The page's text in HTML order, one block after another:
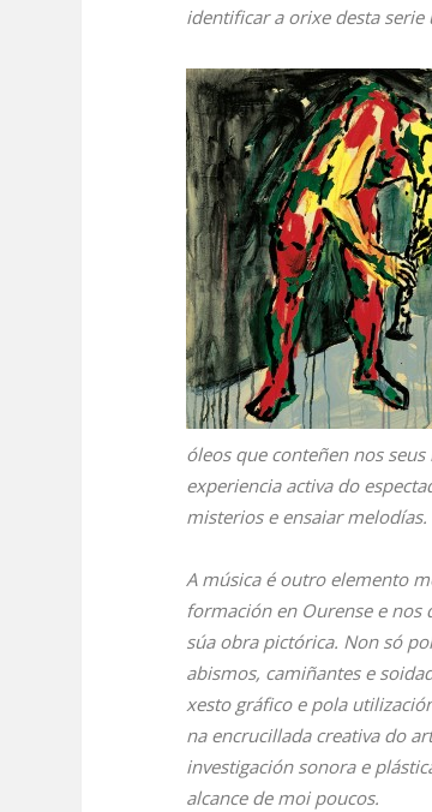
identificar a orixe desta
óleos que conteñen nos
experiencia activa do
misterios e ensaiar melodías.
A música é outro elemento
formación en Ourense e nos
súa obra pictórica. Non só
abismos, camiñantes e
xesto gráfico e pola
na encrucillada creativa do
investigación sonora e
alcance de moi poucos.